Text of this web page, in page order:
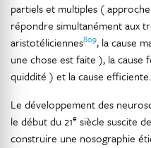
partiels et multiples (
répondre simultanément aux
aristotéliciennes809, la cause
une chose est faite ), la
quiddité ) et la cause efficiente.
Le développement des
le début du 21e siècle suscite
construire une nosographie